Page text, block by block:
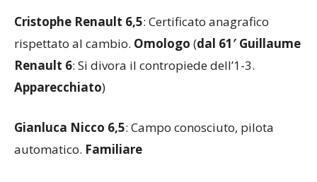
Cristophe Renault 6,5: Certificato anagrafico
rispettato al cambio. Omologo (dal 61′ Guillaume
Renault 6: Si divora il contropiede dell’1-3.
Apparecchiato)
Gianluca Nicco 6,5: Campo conosciuto, pilota
automatico. Familiare